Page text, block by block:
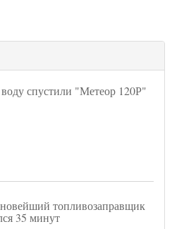
спустили "Метеор 120Р"
топливозаправщик
35 минут